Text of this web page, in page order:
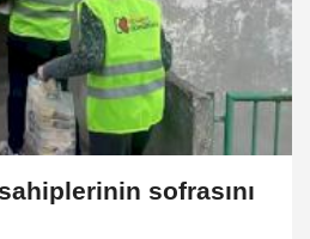
sofrasını